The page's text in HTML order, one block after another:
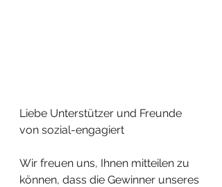
Liebe Unterstützer und Freunde
von sozial-engagiert
Wir freuen uns, Ihnen mitteilen zu
können, dass die Gewinner unseres